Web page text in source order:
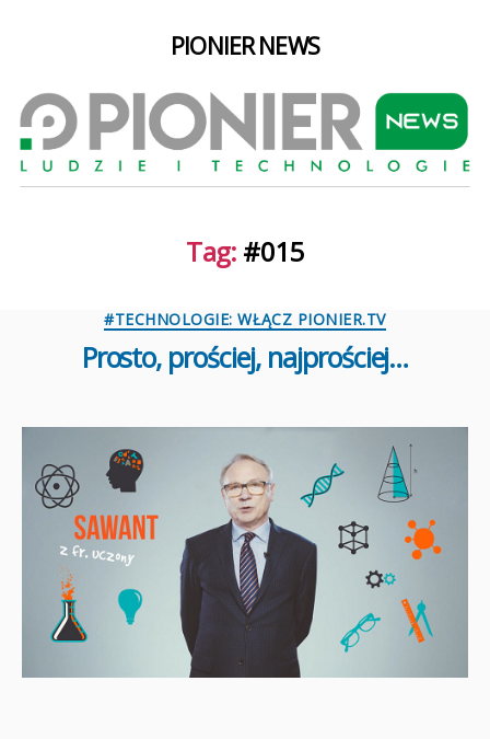
PIONIER NEWS
Tag: #015
Kategorie
#TECHNOLOGIE: WŁĄCZ PIONIER.TV
Prosto, prościej, najprościej…